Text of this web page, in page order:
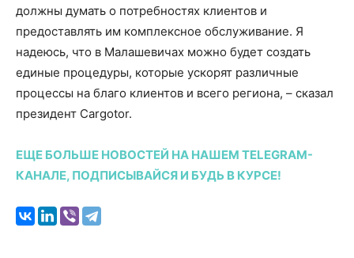
должны думать о потребностях клиентов и
предоставлять им комплексное обслуживание. Я
надеюсь, что в Малашевичах можно будет создать
единые процедуры, которые ускорят различные
процессы на благо клиентов и всего региона, – сказал
президент Cargotor.
ЕЩЕ БОЛЬШЕ НОВОСТЕЙ НА НАШЕМ TELEGRAM-
КАНАЛЕ, ПОДПИСЫВАЙСЯ И БУДЬ В КУРСЕ!